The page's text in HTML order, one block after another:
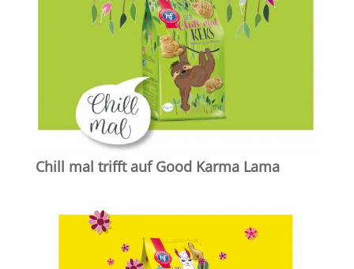
Chill mal trifft auf Good Karma Lama